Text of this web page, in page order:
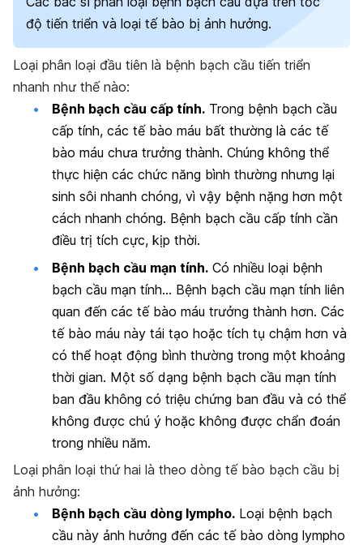
độ tiến triển và loại tế bào bị ảnh hưởng.
Loại phân loại đầu tiên là bệnh bạch cầu tiến triển
nhanh như thế nào:
Bệnh bạch cầu cấp tính. Trong bệnh bạch cầu
cấp tính, các tế bào máu bất thường là các tế
bào máu chưa trưởng thành. Chúng không thể
thực hiện các chức năng bình thường nhưng lại
sinh sôi nhanh chóng, vì vậy bệnh nặng hơn một
cách nhanh chóng. Bệnh bạch cầu cấp tính cần
điều trị tích cực, kịp thời.
Bệnh bạch cầu mạn tính. Có nhiều loại bệnh
bạch cầu mạn tính… Bệnh bạch cầu mạn tính liên
quan đến các tế bào máu trưởng thành hơn. Các
tế bào máu này tái tạo hoặc tích tụ chậm hơn và
có thể hoạt động bình thường trong một khoảng
thời gian. Một số dạng bệnh bạch cầu mạn tính
ban đầu không có triệu chứng ban đầu và có thể
không được chú ý hoặc không được chẩn đoán
trong nhiều năm.
Loại phân loại thứ hai là theo dòng tế bào bạch cầu bị
ảnh hưởng:
Bệnh bạch cầu dòng lympho. Loại bệnh bạch
cầu này ảnh hưởng đến các tế bào dòng lympho